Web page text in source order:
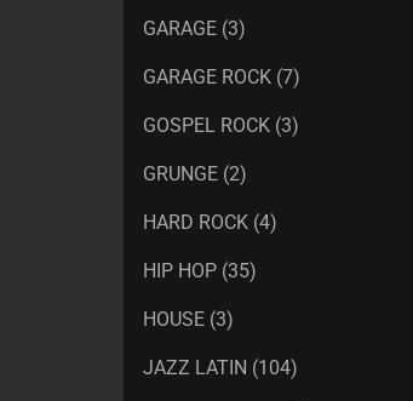
GARAGE (3)
GARAGE ROCK (7)
GOSPEL ROCK (3)
GRUNGE (2)
HARD ROCK (4)
HIP HOP (35)
HOUSE (3)
JAZZ LATIN (104)